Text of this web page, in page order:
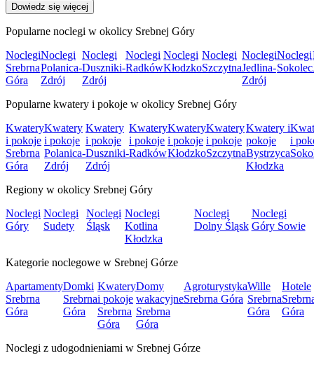
Dowiedz się więcej
Popularne noclegi w okolicy Srebnej Góry
Noclegi
Srebrna
Góra
Noclegi
Polanica-
Zdrój
Noclegi
Duszniki-
Zdrój
Noclegi
Radków
Noclegi
Kłodzko
Noclegi
Szczytna
Noclegi
Jedlina-
Zdrój
Noclegi
Sokolec
Popularne kwatery i pokoje w okolicy Srebnej Góry
Kwatery
i pokoje
Srebrna
Góra
Kwatery
i pokoje
Polanica-
Zdrój
Kwatery
i pokoje
Duszniki-
Zdrój
Kwatery
i pokoje
Radków
Kwatery
i pokoje
Kłodzko
Kwatery
i pokoje
Szczytna
Kwatery i
pokoje
Bystrzyca
Kłodzka
i
Regiony w okolicy Srebnej Góry
Noclegi
Góry
Noclegi
Sudety
Noclegi
Śląsk
Noclegi
Kotlina
Kłodzka
Noclegi
Dolny Śląsk
Noclegi
Góry Sowie
Kategorie noclegowe w Srebnej Górze
Apartamenty
Srebrna
Góra
Domki
Srebrna
Góra
Kwatery
i pokoje
Srebrna
Góra
Domy
wakacyjne
Srebrna
Góra
Agroturystyka
Srebrna Góra
Wille
Srebrna
Góra
Hotele
Góra
Noclegi z udogodnieniami w Srebnej Górze